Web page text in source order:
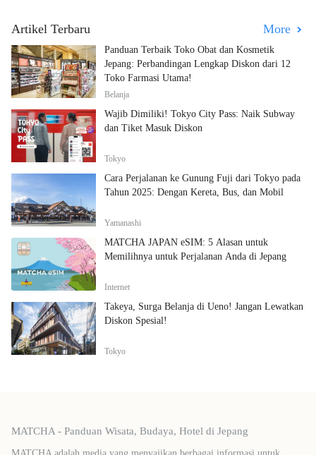
Artikel Terbaru More
Panduan Terbaik Toko Obat dan Kosmetik
Jepang: Perbandingan Lengkap Diskon dari 12
Toko Farmasi Utama!
Belanja
Wajib Dimiliki! Tokyo City Pass: Naik Subway
dan Tiket Masuk Diskon
Tokyo
Cara Perjalanan ke Gunung Fuji dari Tokyo pada
Tahun 2025: Dengan Kereta, Bus, dan Mobil
Yamanashi
MATCHA JAPAN eSIM: 5 Alasan untuk
Memilihnya untuk Perjalanan Anda di Jepang
Internet
Takeya, Surga Belanja di Ueno! Jangan Lewatkan
Diskon Spesial!
Tokyo
MATCHA - Panduan Wisata, Budaya, Hotel di Jepang